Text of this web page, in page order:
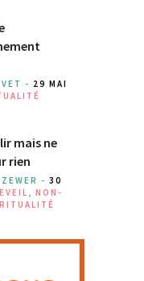
- 29 MAI
mais ne
rien
- 30
EVEIL , NON-